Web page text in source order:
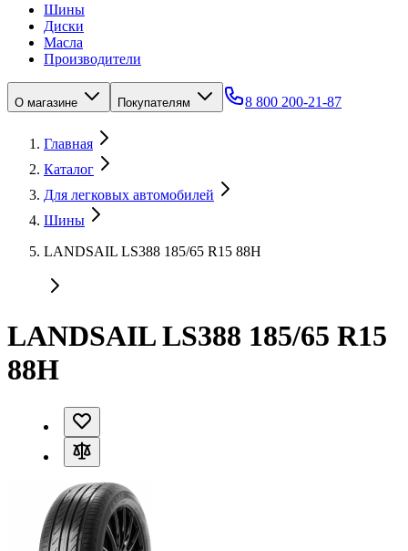
Шины
Диски
Масла
Производители
О магазине Покупателям 8 800 200-21-87
Главная
Каталог
Для легковых автомобилей
Шины
LANDSAIL LS388 185/65 R15 88H
LANDSAIL LS388 185/65 R15
88H